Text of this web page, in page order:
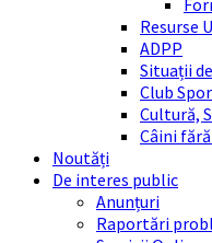
Resurse
ADPP
Situații
Club
Cultură,
Câini fără
Noutăți
De interes public
Anunțuri
Raportări